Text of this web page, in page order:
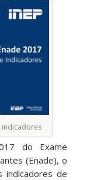
indicadores
do Exame
(Enade), o
de